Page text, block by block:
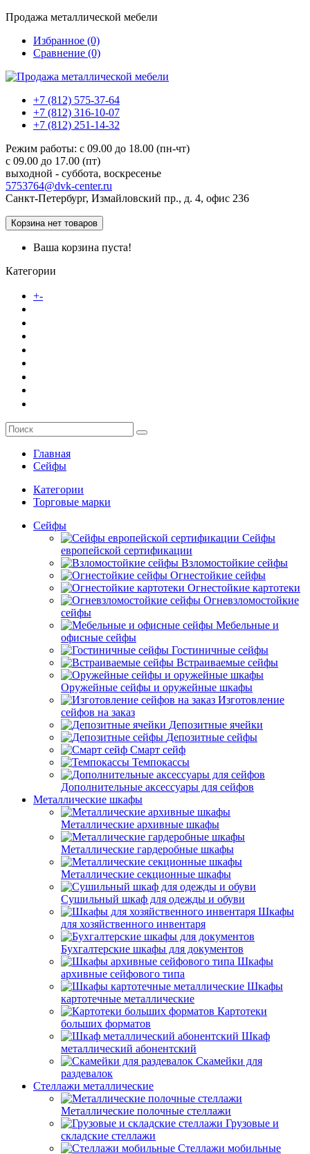
Продажа металлической мебели
Избранное (0)
Сравнение (0)
+7 (812) 575-37-64
+7 (812) 316-10-07
+7 (812) 251-14-32
Режим работы: c 09.00 до 18.00 (пн-чт)
c 09.00 до 17.00 (пт)
выходной - суббота, воскресенье
5753764@dvk-center.ru
Санкт-Петербург, Измайловский пр., д. 4, офис 236
Корзина нет товаров
Ваша корзина пуста!
Категории
+-
Главная
Сейфы
Категории
Торговые марки
Сейфы
Сейфы
европейской сертификации
Взломостойкие сейфы
Огнестойкие сейфы
Огнестойкие картотеки
Огневзломостойкие
сейфы
Мебельные и
офисные сейфы
Гостиничные сейфы
Встраиваемые сейфы
Оружейные сейфы и оружейные шкафы
Изготовление
сейфов на заказ
Депозитные ячейки
Депозитные сейфы
Смарт сейф
Темпокассы
Дополнительные аксессуары для сейфов
Металлические шкафы
Металлические архивные шкафы
Металлические гардеробные шкафы
Металлические секционные шкафы
Сушильный шкаф для одежды и обуви
Шкафы
для хозяйственного инвентаря
Бухгалтерские шкафы для документов
Шкафы
архивные сейфового типа
Шкафы
картотечные металлические
Картотеки
больших форматов
Шкаф
металлический абонентский
Скамейки для
раздевалок
Стеллажи металлические
Металлические полочные стеллажи
Грузовые и
складские стеллажи
Стеллажи мобильные